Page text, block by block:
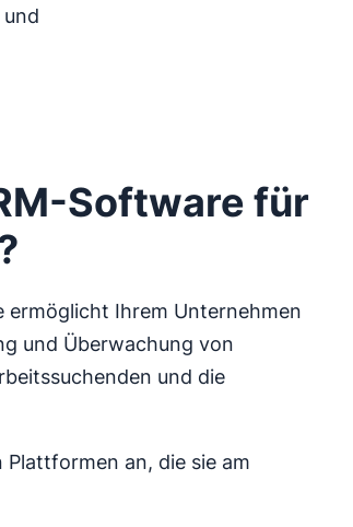
Software für
ermöglicht Ihrem Unternehmen
und Überwachung von
und die
Plattformen an, die sie am